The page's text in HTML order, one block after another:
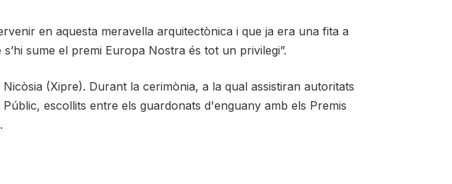
en aquesta meravella arquitectònica i que ja era una fita a
sume el premi Europa Nostra és tot un privilegi”.
(Xipre). Durant la cerimònia, a la qual assistiran autoritats
escollits entre els guardonats d'enguany amb els Premis